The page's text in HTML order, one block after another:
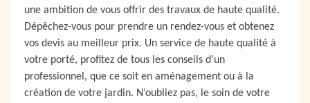
une ambition de vous offrir des travaux de haute qualité.
Dépêchez-vous pour prendre un rendez-vous et obtenez
vos devis au meilleur prix. Un service de haute qualité à
votre porté, profitez de tous les conseils d’un
professionnel, que ce soit en aménagement ou à la
création de votre jardin. N’oubliez pas, le soin de votre